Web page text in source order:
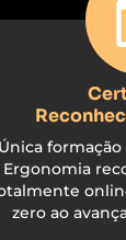
Única
Ergonomia
zero ao